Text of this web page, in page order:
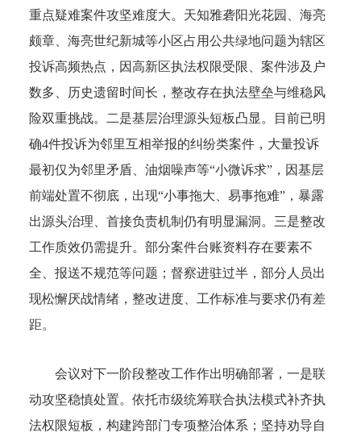
重点疑难案件攻坚难度大。天知雅砻阳光花园、海亮
颇章、海亮世纪新城等小区占用公共绿地问题为辖区
投诉高频热点，因高新区执法权限受限、案件涉及户
数多、历史遗留时间长，整改存在执法壁垒与维稳风
险双重挑战。二是基层治理源头短板凸显。目前已明
确4件投诉为邻里互相举报的纠纷类案件，大量投诉
最初仅为邻里矛盾、油烟噪声等“小微诉求”，因基层
前端处置不彻底，出现“小事拖大、易事拖难”，暴露
出源头治理、首接负责机制仍有明显漏洞。三是整改
工作质效仍需提升。部分案件台账资料存在要素不
全、报送不规范等问题；督察进驻过半，部分人员出
现松懈厌战情绪，整改进度、工作标准与要求仍有差
距。
会议对下一阶段整改工作作出明确部署，一是联
动攻坚稳慎处置。依托市级统筹联合执法模式补齐执
法权限短板，构建跨部门专项整治体系；坚持劝导自